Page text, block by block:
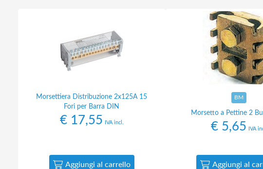
Morsettiera Distribuzione 2x125A 15
Fori per Barra DIN
€17,55 IVA incl.
Aggiungi al carrello
BM
Morsetto a Pettine 2
€5,65 IVA
Aggiungi al